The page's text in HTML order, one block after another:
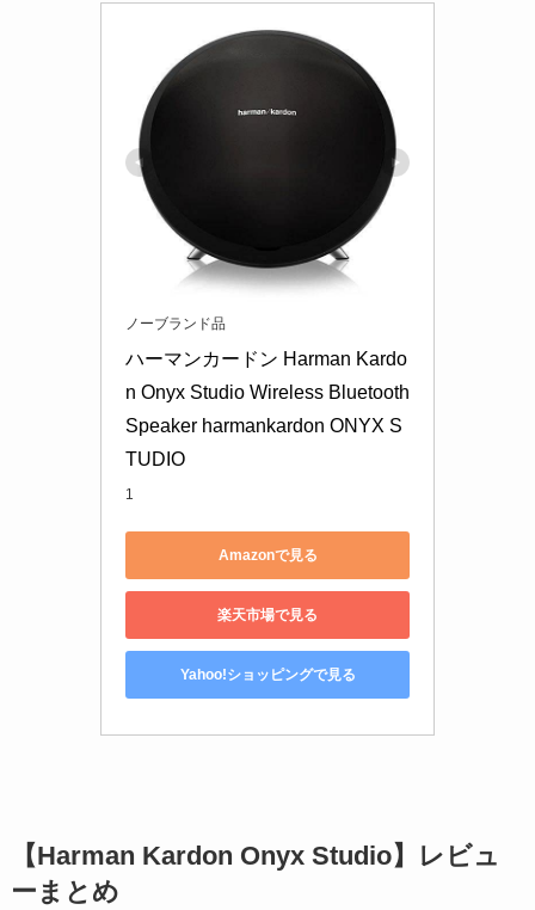
ノーブランド品
ハーマンカードン Harman Kardo
n Onyx Studio Wireless Bluetooth
Speaker harmankardon ONYX S
TUDIO
1
Amazonで見る
楽天市場で見る
Yahoo!ショッピングで見る
【Harman Kardon Onyx Studio】レビュ
ーまとめ